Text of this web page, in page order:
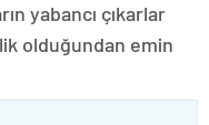
yabancı çıkarlar
olduğundan emin